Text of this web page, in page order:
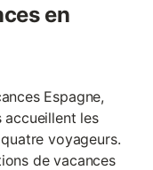
en
Espagne,
accueillent les
voyageurs.
de vacances